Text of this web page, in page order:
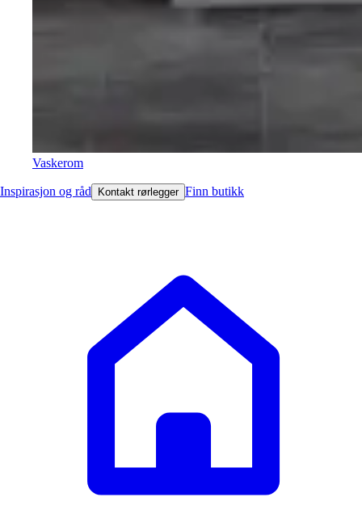
Vaskerom
Inspirasjon og råd Kontakt rørlegger Finn butikk